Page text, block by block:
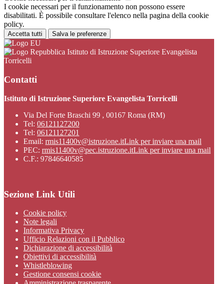
I cookie necessari per il funzionamento non possono essere
disabilitati. È possibile consultare l'elenco nella pagina della cookie
policy.
Accetta tutti Salva le preferenze
Istituto di Istruzione Superiore Evangelista
Torricelli
Contatti
Istituto di Istruzione Superiore Evangelista Torricelli
Via Del Forte Braschi 99 , 00167 Roma (RM)
Tel: 06121127200
Tel: 06121127201
Email: rmis11400v@istruzione.itLink per inviare una mail
PEC: rmis11400v@pec.istruzione.itLink per inviare una mail
C.F.: 97846640585
Sezione Link Utili
Cookie policy
Note legali
Informativa Privacy
Ufficio Relazioni con il Pubblico
Dichiarazione di accessibilità
Obiettivi di accessibilità
Whistleblowing
Gestione consensi cookie